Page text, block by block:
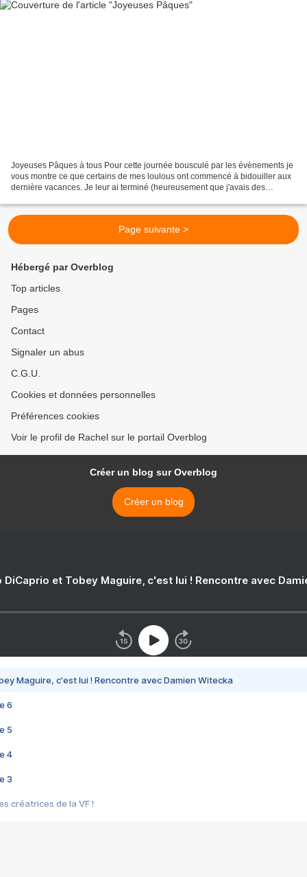
Joyeuses Pâques à tous Pour cette journée bousculé par les évènements je
vous montre ce que certains de mes loulous ont commencé à bidouiller aux
dernière vacances. Je leur ai terminé (heureusement que j'avais des
Page suivante >
Hébergé par Overblog
Top articles
Pages
Contact
Signaler un abus
C.G.U.
Cookies et données personnelles
Préférences cookies
Voir le profil de Rachel sur le portail Overblog
Créer un blog sur Overblog
Créer un blog
DiCaprio et Tobey Maguire, c'est lui ! Rencontre avec
Maguire, c'est lui ! Rencontre avec Damien Witecka
6
5
4
3
créatrices de la VF !